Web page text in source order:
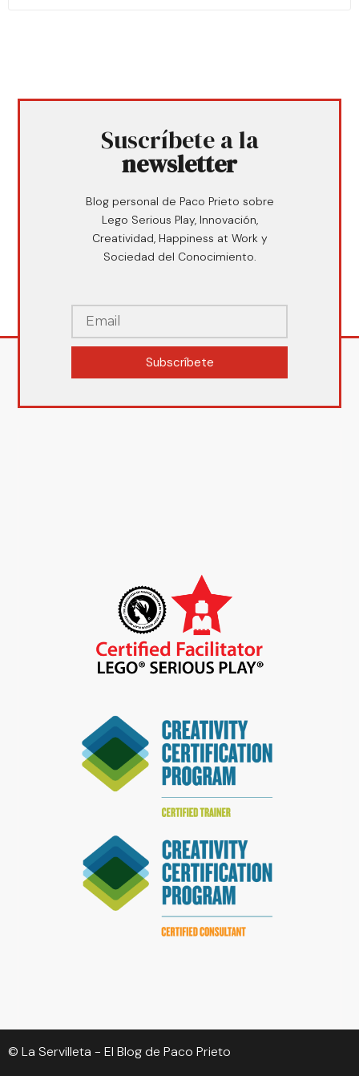
Suscríbete a la
newsletter
Blog personal de Paco Prieto sobre
Lego Serious Play, Innovación,
Creatividad, Happiness at Work y
Sociedad del Conocimiento.
Subscríbete
© La Servilleta - El Blog de Paco Prieto